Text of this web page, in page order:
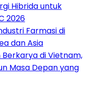
Hibrida untuk
2026
Farmasi di
dan Asia
di Vietnam,
Masa Depan yang